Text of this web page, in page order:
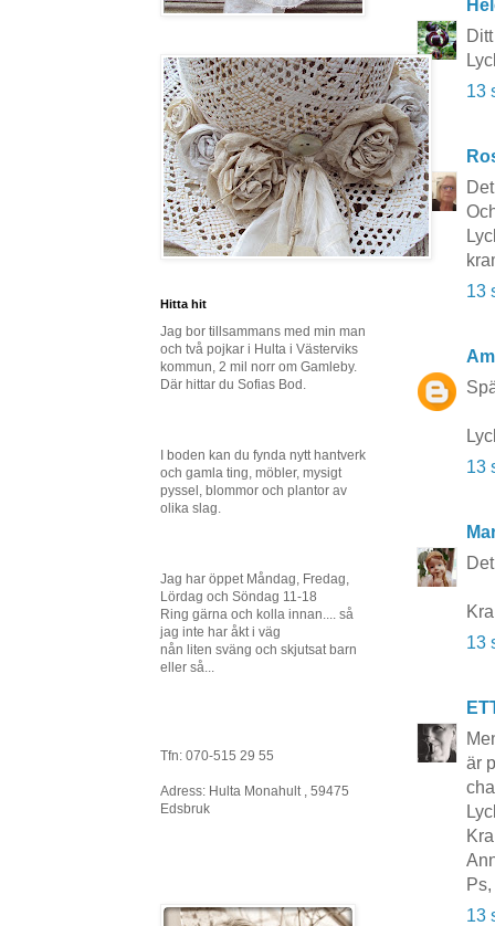
13
13
13
13
är
13
Hitta hit
Jag bor tillsammans med min man
och två pojkar i Hulta i Västerviks
kommun, 2 mil norr om Gamleby.
Där hittar du Sofias Bod.
I boden kan du fynda nytt hantverk
och gamla ting, möbler, mysigt
pyssel, blommor och plantor av
olika slag.
Jag har öppet Måndag, Fredag,
Lördag och Söndag 11-18
Ring gärna och kolla innan.... så
jag inte har åkt i väg
nån liten sväng och skjutsat barn
eller så...
Tfn: 070-515 29 55
Adress: Hulta Monahult , 59475
Edsbruk